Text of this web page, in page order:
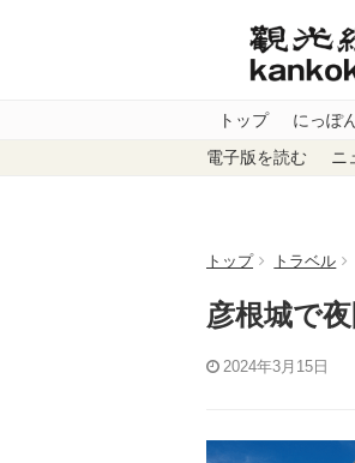
トップ にっぽ
電子版を読む ニ
トップ トラベル
彦根城で
2024年3月15日